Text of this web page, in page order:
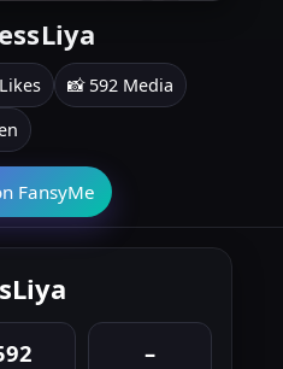
📸 592 Media
FansyMe
–